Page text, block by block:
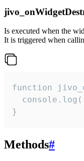
Is executed when the
It is triggered when
function
}
Methods#